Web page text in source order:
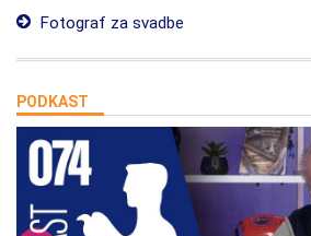
Fotograf za svadbe
PODKAST